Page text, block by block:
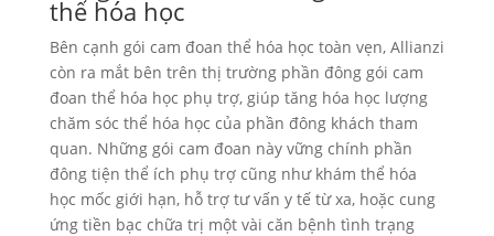
thể hóa học
Bên cạnh gói cam đoan thể hóa học toàn vẹn, Allianzi
còn ra mắt bên trên thị trường phần đông gói cam
đoan thể hóa học phụ trợ, giúp tăng hóa học lượng
chăm sóc thể hóa học của phần đông khách tham
quan. Những gói cam đoan này vững chính phần
đông tiện thể ích phụ trợ cũng như khám thể hóa
học mốc giới hạn, hỗ trợ tư vấn y tế từ xa, hoặc cung
ứng tiền bạc chữa trị một vài căn bệnh tình trạng